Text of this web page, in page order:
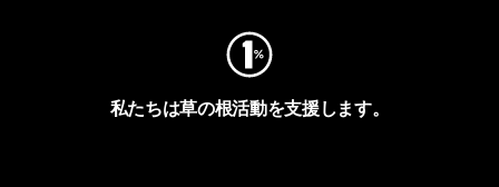
私たちは草の根活動を支援します。